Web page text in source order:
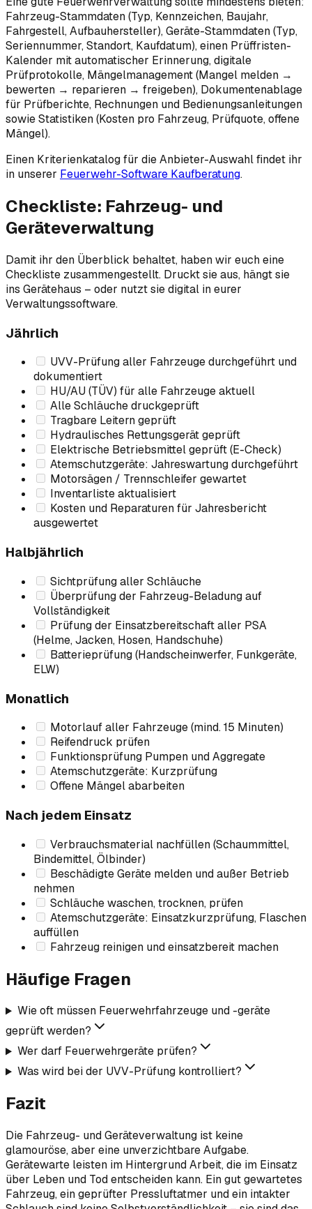
Fahrzeug-Stammdaten (Typ, Kennzeichen, Baujahr,
Fahrgestell, Aufbauhersteller), Geräte-Stammdaten (Typ,
Seriennummer, Standort, Kaufdatum), einen Prüffristen-
Kalender mit automatischer Erinnerung, digitale
Prüfprotokolle, Mängelmanagement (Mangel melden →
bewerten → reparieren → freigeben), Dokumentenablage
für Prüfberichte, Rechnungen und Bedienungsanleitungen
sowie Statistiken (Kosten pro Fahrzeug, Prüfquote, offene
Mängel).
Einen Kriterienkatalog für die Anbieter-Auswahl findet ihr
in unserer Feuerwehr-Software Kaufberatung.
Checkliste: Fahrzeug- und
Geräteverwaltung
Damit ihr den Überblick behaltet, haben wir euch eine
Checkliste zusammengestellt. Druckt sie aus, hängt sie
ins Gerätehaus – oder nutzt sie digital in eurer
Verwaltungssoftware.
Jährlich
UVV-Prüfung aller Fahrzeuge durchgeführt und
dokumentiert
HU/AU (TÜV) für alle Fahrzeuge aktuell
Alle Schläuche druckgeprüft
Tragbare Leitern geprüft
Hydraulisches Rettungsgerät geprüft
Elektrische Betriebsmittel geprüft (E-Check)
Atemschutzgeräte: Jahreswartung durchgeführt
Motorsägen / Trennschleifer gewartet
Inventarliste aktualisiert
Kosten und Reparaturen für Jahresbericht
ausgewertet
Halbjährlich
Sichtprüfung aller Schläuche
Überprüfung der Fahrzeug-Beladung auf
Vollständigkeit
Prüfung der Einsatzbereitschaft aller PSA
(Helme, Jacken, Hosen, Handschuhe)
Batterieprüfung (Handscheinwerfer, Funkgeräte,
ELW)
Monatlich
Motorlauf aller Fahrzeuge (mind. 15 Minuten)
Reifendruck prüfen
Funktionsprüfung Pumpen und Aggregate
Atemschutzgeräte: Kurzprüfung
Offene Mängel abarbeiten
Nach jedem Einsatz
Verbrauchsmaterial nachfüllen (Schaummittel,
Bindemittel, Ölbinder)
Beschädigte Geräte melden und außer Betrieb
nehmen
Schläuche waschen, trocknen, prüfen
Atemschutzgeräte: Einsatzkurzprüfung, Flaschen
auffüllen
Fahrzeug reinigen und einsatzbereit machen
Häufige Fragen
Wie oft müssen Feuerwehrfahrzeuge und -geräte
geprüft werden?
Wer darf Feuerwehrgeräte prüfen?
Was wird bei der UVV-Prüfung kontrolliert?
Fazit
Die Fahrzeug- und Geräteverwaltung ist keine
glamouröse, aber eine unverzichtbare Aufgabe.
Gerätewarte leisten im Hintergrund Arbeit, die im Einsatz
über Leben und Tod entscheiden kann. Ein gut gewartetes
Fahrzeug, ein geprüfter Pressluftatmer und ein intakter